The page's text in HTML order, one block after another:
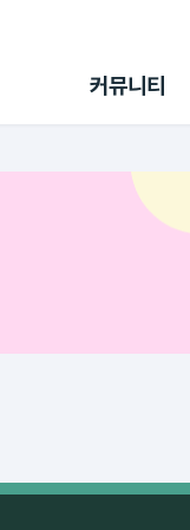
커뮤니티
랭킹
초대보너스
수익 Live